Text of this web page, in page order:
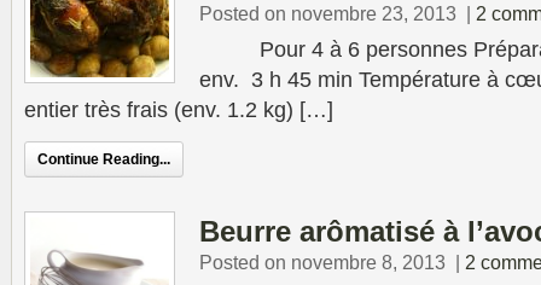
Posted on novembre 23, 2013 | 2
Pour 4 à 6 personnes
env. 3 h 45 min Température à
entier très frais (env. 1.2 kg) […]
Continue Reading...
Beurre arômatisé à
Posted on novembre 8, 2013 | 2